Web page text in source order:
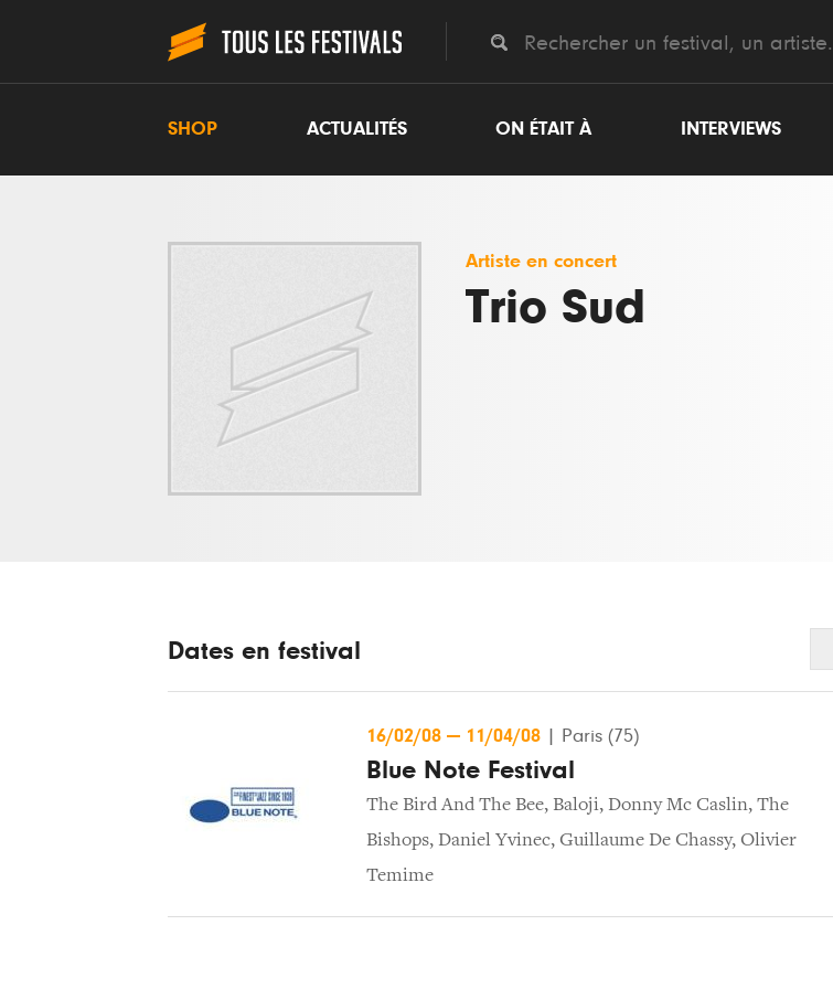
SHOP ACTUALITÉS ON ÉTAIT À INTERVIEWS
Artiste en concert
Trio Sud
Dates en festival
16/02/08 — 11/04/08 Paris (75)
Blue Note Festival
The Bird And The Bee, Baloji, Donny Mc Caslin, The
Bishops, Daniel Yvinec, Guillaume De Chassy, Olivier
Temime